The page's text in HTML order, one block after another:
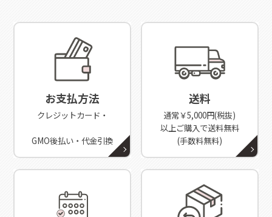
お支払方法
クレジットカード・
GMO後払い・代金引換
送料
通常￥5,000円(税抜)
以上ご購入で送料無料
(手数料無料)